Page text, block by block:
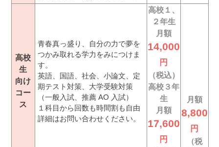
高校
生
向け
コー
ス
青春真っ盛り、自分の力で夢を
つかみ取れる学力をみにつけま
す。
英語、国語、社会、小論文、定
期テスト対策、大学受験対策
（一般入試、推薦 AO 入試）
１科目から回数も時間割も自由
詳細はお問い合わせください。
高校１、
２年生
月額
14,000
円
（税込）
高校３年
生
月額
17,600
円
月額
8,800
円
（税